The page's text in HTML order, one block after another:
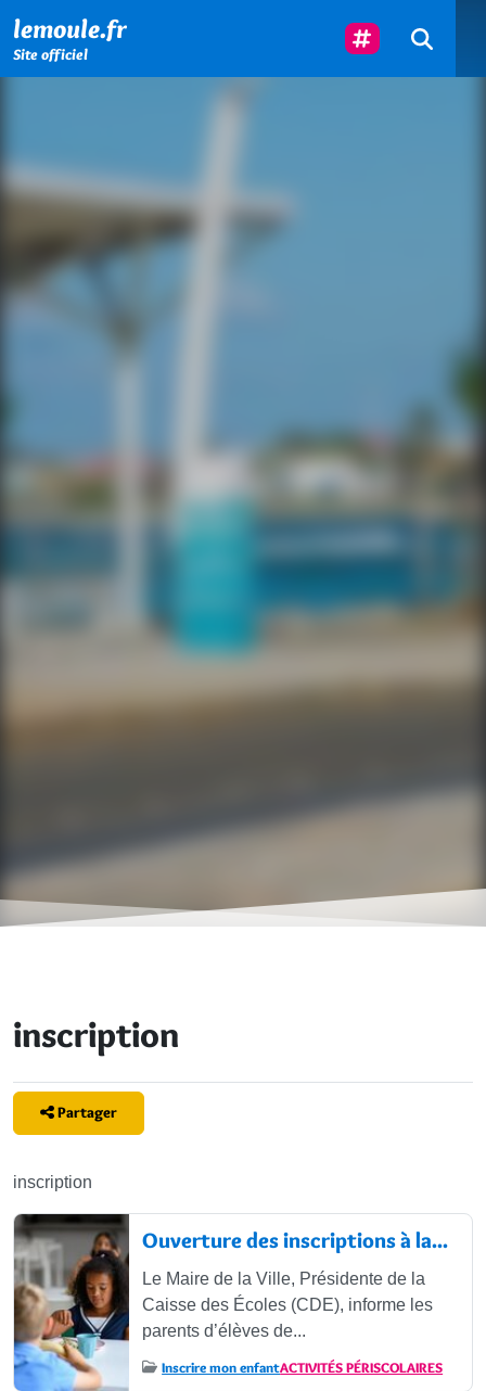
lemoule.fr
Site officiel
Suivez-Nous
inscription
Partager
inscription
Articles
Ouverture des inscriptions à la...
Le Maire de la Ville, Présidente de la
Caisse des Écoles (CDE), informe les
parents d’élèves de...
Inscrire mon enfantACTIVITÉS PÉRISCOLAIRES